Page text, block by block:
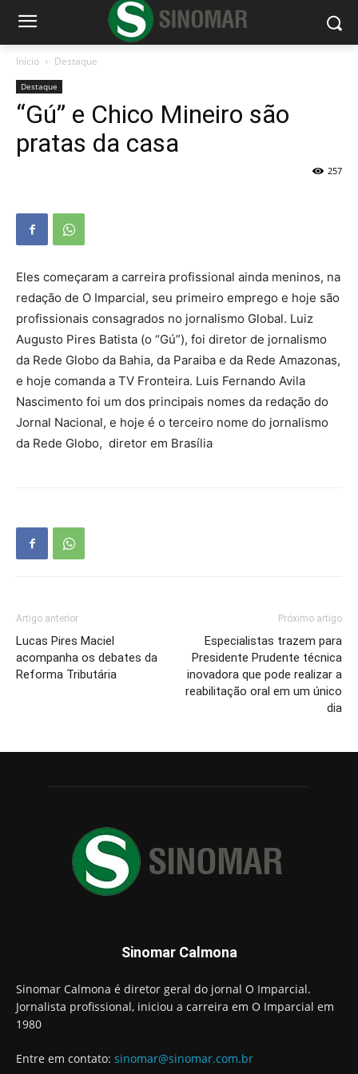
Início Destaque
Destaque
“Gú” e Chico Mineiro são
pratas da casa
257
Eles começaram a carreira profissional ainda meninos, na
redação de O Imparcial, seu primeiro emprego e hoje são
profissionais consagrados no jornalismo Global. Luiz
Augusto Pires Batista (o “Gú”), foi diretor de jornalismo
da Rede Globo da Bahia, da Paraiba e da Rede Amazonas,
e hoje comanda a TV Fronteira. Luis Fernando Avila
Nascimento foi um dos principais nomes da redação do
Jornal Nacional, e hoje é o terceiro nome do jornalismo
da Rede Globo, diretor em Brasília
Artigo anterior
Lucas Pires Maciel
acompanha os debates da
Reforma Tributária
Próximo artigo
Especialistas trazem para
Presidente Prudente técnica
inovadora que pode realizar a
reabilitação oral em um único
dia
Sinomar Calmona
Sinomar Calmona é diretor geral do jornal O Imparcial.
Jornalista profissional, iniciou a carreira em O Imparcial em
1980
Entre em contato: sinomar@sinomar.com.br